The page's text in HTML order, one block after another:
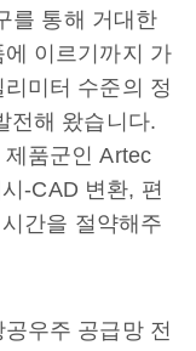
를 통해 거대한
이르기까지 가
미터 수준의 정
전해 왔습니다.
품군인 Artec
-CAD 변환, 편
간을 절약해주
우주 공급망 전